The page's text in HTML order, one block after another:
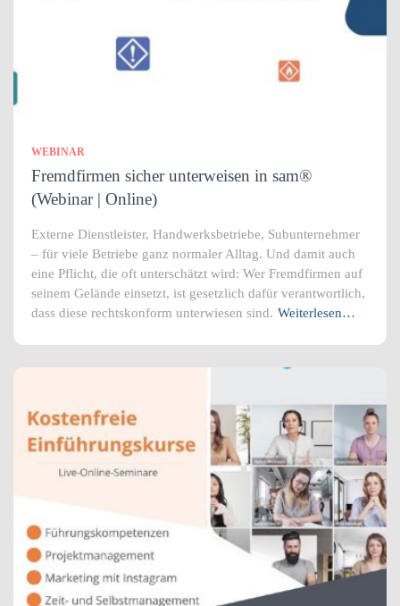
WEBINAR
Fremdfirmen sicher unterweisen in sam®
(Webinar | Online)
Externe Dienstleister, Handwerksbetriebe, Subunternehmer
– für viele Betriebe ganz normaler Alltag. Und damit auch
eine Pflicht, die oft unterschätzt wird: Wer Fremdfirmen auf
seinem Gelände einsetzt, ist gesetzlich dafür verantwortlich,
dass diese rechtskonform unterwiesen sind. Weiterlesen…